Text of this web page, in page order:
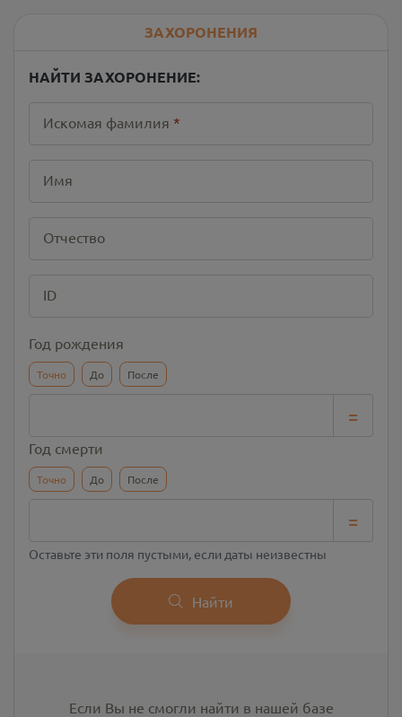
ЗАХОРОНЕНИЯ
НАЙТИ ЗАХОРОНЕНИЕ:
Искомая фамилия *
Имя
Отчество
ID
Год рождения
Точно До После
=
Год смерти
Точно До После
=
Оставьте эти поля пустыми, если даты неизвестны
Найти
Если Вы не смогли найти в нашей базе